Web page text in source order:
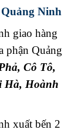
Ninh
giao hàng
phận Quảng
, Cô Tô,
Hà, Hoành
xuất bến 2